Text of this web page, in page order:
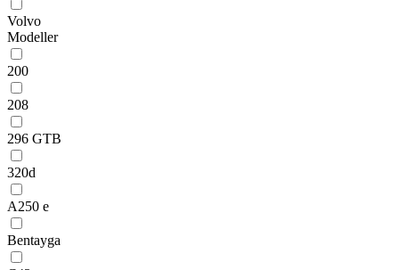
Volvo
Modeller
200
208
296 GTB
320d
A250 e
Bentayga